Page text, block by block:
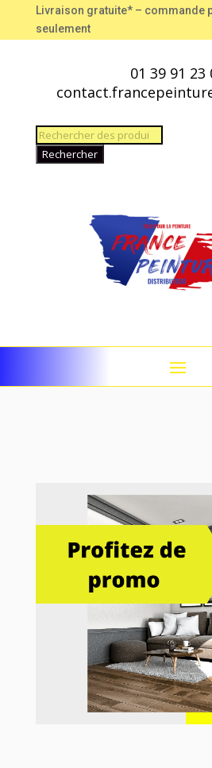
Livraison gratuite* – commande
seulement
01 39 91 23
Recherche
de
Rechercher